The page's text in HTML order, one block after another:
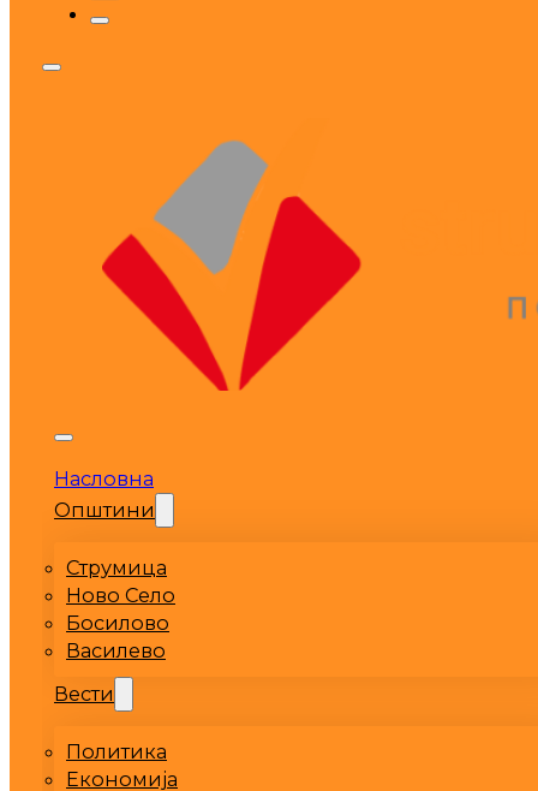
Насловна
Општини
Струмица
Ново Село
Босилово
Василево
Вести
Политика
Економија